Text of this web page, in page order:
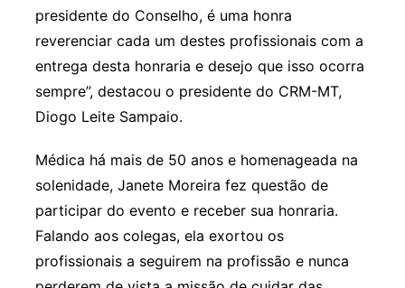
presidente do Conselho, é uma honra
reverenciar cada um destes profissionais com a
entrega desta honraria e desejo que isso ocorra
sempre”, destacou o presidente do CRM-MT,
Diogo Leite Sampaio.
Médica há mais de 50 anos e homenageada na
solenidade, Janete Moreira fez questão de
participar do evento e receber sua honraria.
Falando aos colegas, ela exortou os
profissionais a seguirem na profissão e nunca